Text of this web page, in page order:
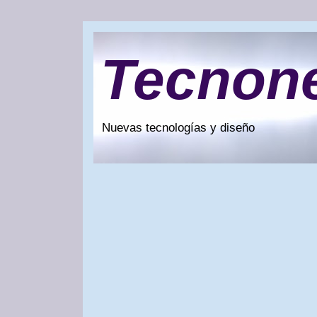
Nuevas tecnologías y diseño